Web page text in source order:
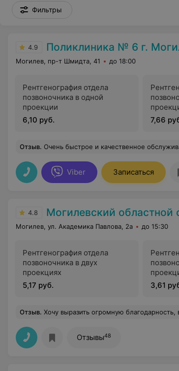
Фильтры
4.9 Поликлиника № 6 г.
Могилев, пр-т Шмидта, 41 до 18:00
Рентгенография отдела
позвоночника в одной
проекции
6,10 руб.
7,66
Отзыв. Очень быстрое и качественное обслуживание. Без очередей. Отдельное спасибо доктору Шамсууддину Д.Ш. за профессионализм и консультацию. А также
Viber Записаться
4.8 Могилевский областной
Могилев, ул. Академика Павлова, 2а до 15:30
Рентгенография отдела
позвоночника в двух
проекциях
5,17 руб.
3,61
Отзыв. Хочу выразить огромную благодарность, врачу Зингалеву Сергею Олеговичу за проделанную операцию. ( удаление ФА ) Спасибо Вам за доброе сердце , искренность , профессионализм , ответственность с
Отзывы48